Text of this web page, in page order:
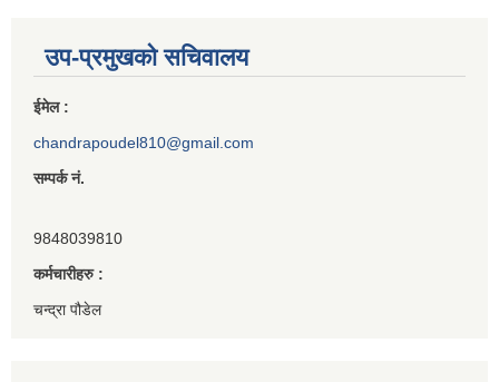
उप-प्रमुखको सचिवालय
ईमेल :
chandrapoudel810@gmail.com
सम्पर्क नं.
9848039810
कर्मचारीहरु :
चन्द्रा पौडेल